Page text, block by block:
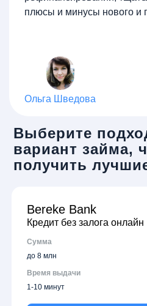
плюсы и минусы нового и
Ольга Шведова
Выберите
вариант займа,
получить
Bereke Bank
Кредит без залога онлайн
Сумма
до 8 млн
Время выдачи
1-10 минут